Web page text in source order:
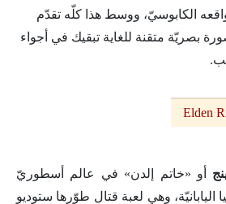
الكابوسيّ، ووسط هذا كلّه تقدّم
بصريّة متقنة للغاية تبقيك في أجواء
أو «خاتم إلدن» في عالم أسطوريّ
وهي لعبة قتال طوّرها ستوديو